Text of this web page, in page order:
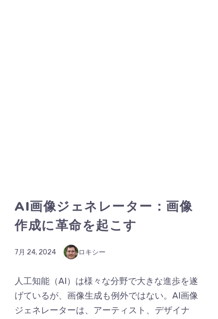
AI画像ジェネレーター：画像
作成に革命を起こす
7月 24, 2024 ロキシー
人工知能（AI）は様々な分野で大きな進歩を遂
げているが、画像生成も例外ではない。AI画像
ジェネレーターは、アーティスト、デザイナ